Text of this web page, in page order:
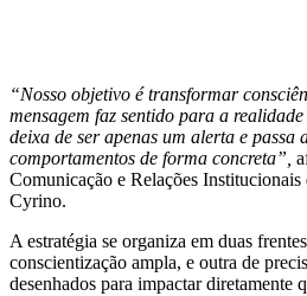
“Nosso objetivo é transformar
mensagem faz sentido para a
deixa de ser apenas um alerta e passa
comportamentos de forma concreta”,
Comunicação e Relações
Cyrino.
A estratégia se organiza em duas
conscientização ampla, e outra de
desenhados para impactar diretamente